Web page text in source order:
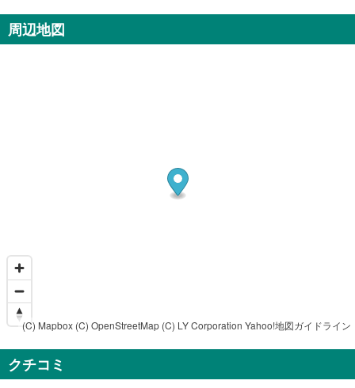
周辺地図
(C) Mapbox (C) OpenStreetMap (C) LY Corporation Yahoo!地図ガイドライン
クチコミ